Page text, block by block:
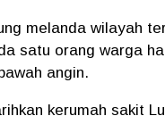
melanda wilayah
satu orang warga
angin.
kerumah sakit